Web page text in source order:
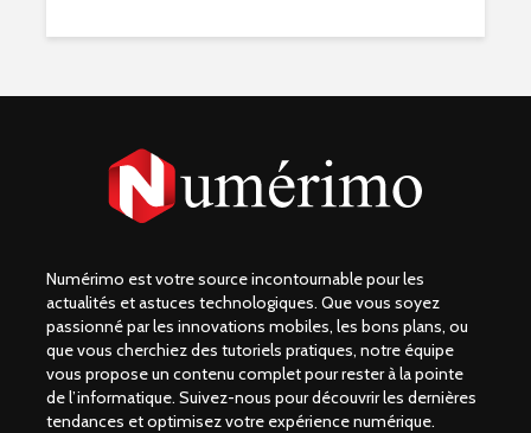
Numérimo est votre source incontournable pour les
actualités et astuces technologiques. Que vous soyez
passionné par les innovations mobiles, les bons plans, ou
que vous cherchiez des tutoriels pratiques, notre équipe
vous propose un contenu complet pour rester à la pointe
de l’informatique. Suivez-nous pour découvrir les dernières
tendances et optimisez votre expérience numérique.